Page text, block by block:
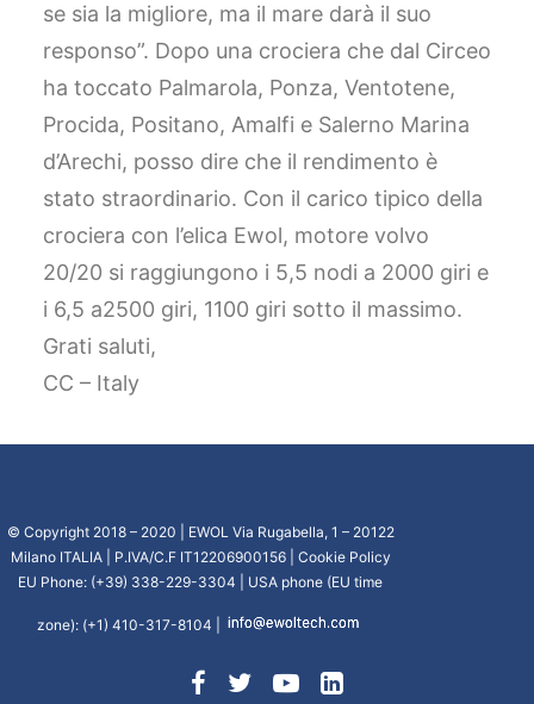
se sia la migliore, ma il mare darà il suo
responso”. Dopo una crociera che dal Circeo
ha toccato Palmarola, Ponza, Ventotene,
Procida, Positano, Amalfi e Salerno Marina
d’Arechi, posso dire che il rendimento è
stato straordinario. Con il carico tipico della
crociera con l’elica Ewol, motore volvo
20/20 si raggiungono i 5,5 nodi a 2000 giri e
i 6,5 a2500 giri, 1100 giri sotto il massimo.
Grati saluti,
CC – Italy
© Copyright 2018 – 2020 | EWOL Via Rugabella, 1 – 20122
Milano ITALIA | P.IVA/C.F IT12206900156 | Cookie Policy
EU Phone: (+39) 338-229-3304 | USA phone (EU time
zone): (+1) 410-317-8104 |